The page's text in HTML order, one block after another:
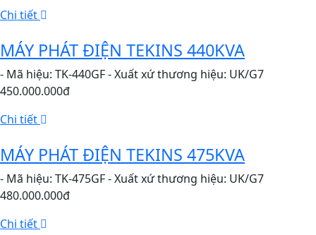
Chi tiết
MÁY PHÁT ĐIỆN TEKINS 440KVA
- Mã hiệu: TK-440GF - Xuất xứ thương hiệu: UK/G7
450.000.000đ
Chi tiết
MÁY PHÁT ĐIỆN TEKINS 475KVA
- Mã hiệu: TK-475GF - Xuất xứ thương hiệu: UK/G7
480.000.000đ
Chi tiết